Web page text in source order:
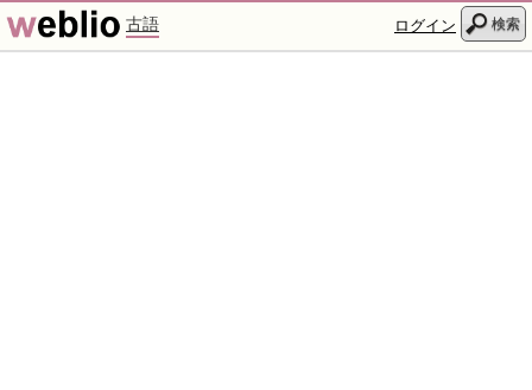
古語 ログイン 検索